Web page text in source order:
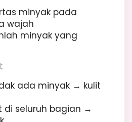
minyak pada
wajah
minyak yang
ada minyak → kulit
di seluruh bagian →